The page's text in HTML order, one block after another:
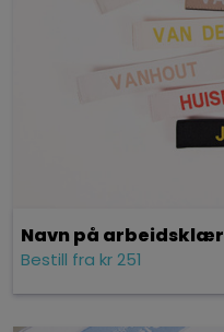
Navn på arbeidsklær
Bestill fra kr 251